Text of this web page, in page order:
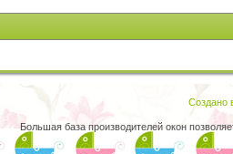
Создано
Большая база производителей окон